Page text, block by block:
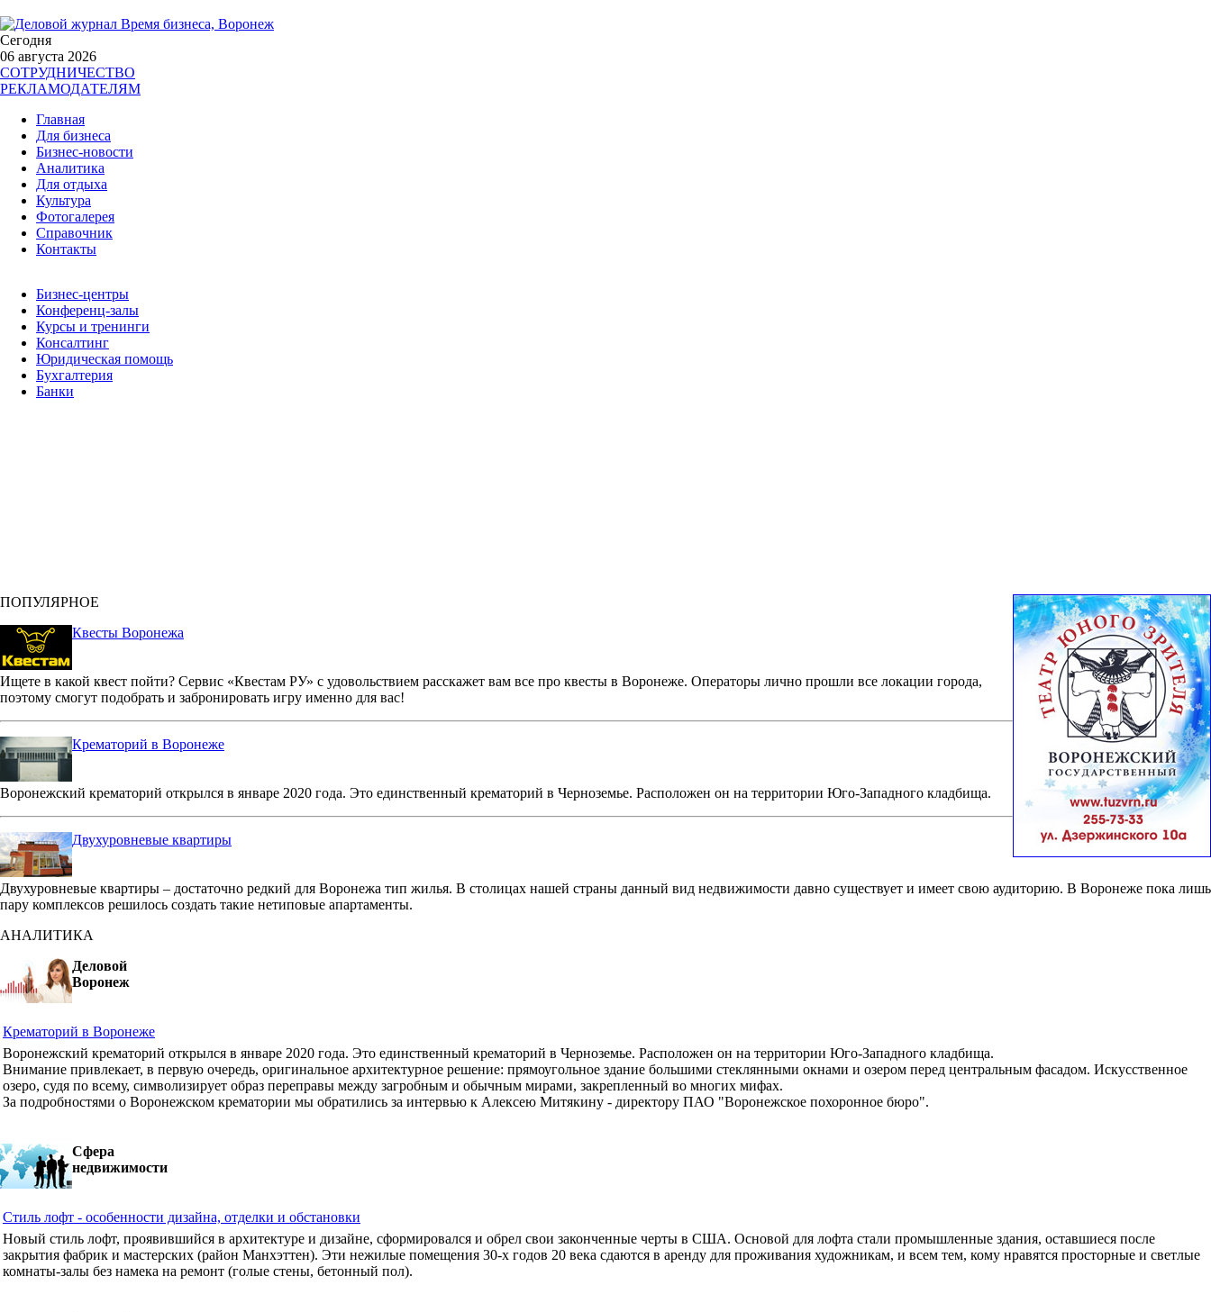
Сегодня
06 августа 2026
СОТРУДНИЧЕСТВО
РЕКЛАМОДАТЕЛЯМ
Главная
Для бизнеса
Бизнес-новости
Аналитика
Для отдыха
Культура
Фотогалерея
Справочник
Контакты
Бизнес-центры
Конференц-залы
Курсы и тренинги
Консалтинг
Юридическая помощь
Бухгалтерия
Банки
ПОПУЛЯРНОЕ
Квесты Воронежа
Ищете в какой квест пойти? Сервис «Квестам РУ» с удовольствием расскажет вам все про квесты в Воронеже. Операторы лично прошли все локации города,
поэтому смогут подобрать и забронировать игру именно для вас!
Крематорий в Воронеже
Воронежский крематорий открылся в январе 2020 года. Это единственный крематорий в Черноземье. Расположен он на территории Юго-Западного кладбища.
Двухуровневые квартиры
Двухуровневые квартиры – достаточно редкий для Воронежа тип жилья. В столицах нашей страны данный вид недвижимости давно существует и имеет свою аудиторию. В Воронеже пока лишь
пару комплексов решилось создать такие нетиповые апартаменты.
АНАЛИТИКА
Деловой
Воронеж
Крематорий в Воронеже
Воронежский крематорий открылся в январе 2020 года. Это единственный крематорий в Черноземье. Расположен он на территории Юго-Западного кладбища.
Внимание привлекает, в первую очередь, оригинальное архитектурное решение: прямоугольное здание большими стеклянными окнами и озером перед центральным фасадом. Искусственное
озеро, судя по всему, символизирует образ переправы между загробным и обычным мирами, закрепленный во многих мифах.
За подробностями о Воронежском крематории мы обратились за интервью к Алексею Митякину - директору ПАО "Воронежское похоронное бюро".
Сфера
недвижимости
Стиль лофт - особенности дизайна, отделки и обстановки
Новый стиль лофт, проявившийся в архитектуре и дизайне, сформировался и обрел свои законченные черты в США. Основой для лофта стали промышленные здания, оставшиеся после
закрытия фабрик и мастерских (район Манхэттен). Эти нежилые помещения 30-х годов 20 века сдаются в аренду для проживания художникам, и всем тем, кому нравятся просторные и светлые
комнаты-залы без намека на ремонт (голые стены, бетонный пол).